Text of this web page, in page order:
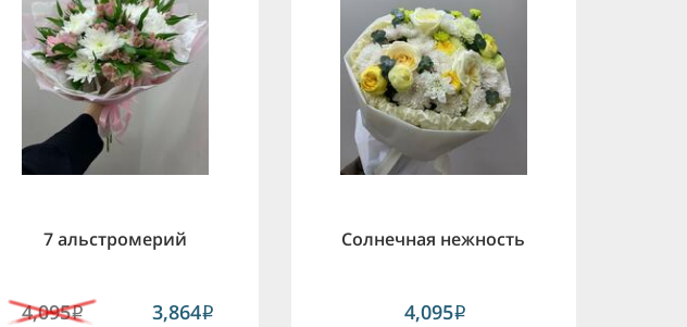
7 альстромерий
4,095i 3,864i
Солнечная нежность
4,095i